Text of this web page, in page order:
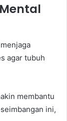
agar tubuh
membantu
ini,